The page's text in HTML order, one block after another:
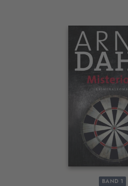
Interaktives
BAND 1